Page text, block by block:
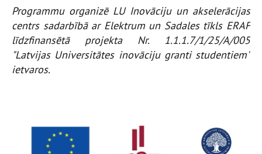
Programmu organizē LU Inovāciju un akselerācijas
centrs sadarbībā ar Elektrum un Sadales tīkls ERAF
līdzfinansētā projekta Nr. 1.1.1.7/1/25/A/005
"Latvijas Universitātes inovāciju granti studentiem"
ietvaros.